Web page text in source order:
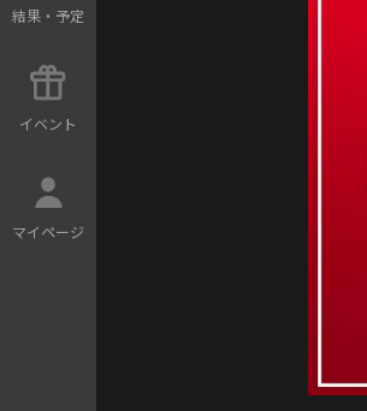
結果 ・ 予定
イベン ト
マイページ